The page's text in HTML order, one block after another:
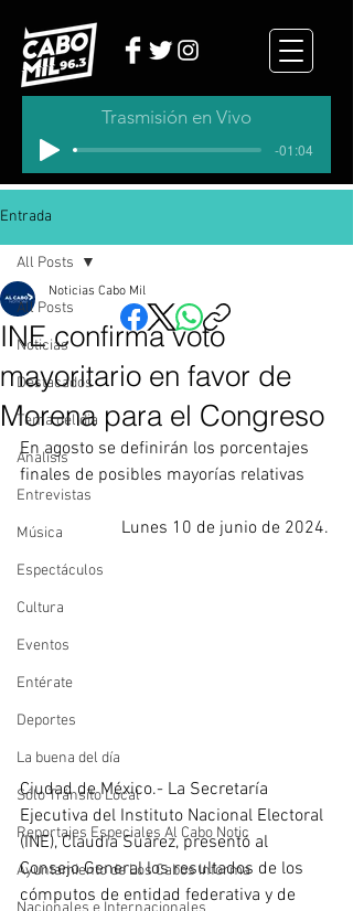
Trasmisión en Vivo
-01:04
Entrada
All Posts
Noticias
Destacados
Tema del dia
Analisis
Entrevistas
Música
Espectáculos
Cultura
Eventos
Entérate
Deportes
La buena del día
Sólo Tránsito Local
Reportajes Especiales Al Cabo Notic
Ayuntamiento de Los Cabos Informa
All Posts
INE confirma voto
mayoritario en favor de
Morena para el Congreso
Noticias Cabo Mil
En agosto se definirán los porcentajes
finales de posibles mayorías relativas
Lunes 10 de junio de 2024.
Ciudad de México.- La Secretaría
Ejecutiva del Instituto Nacional Electoral
(INE), Claudia Suárez, presentó al
Consejo General los resultados de los
cómputos de entidad federativa y de